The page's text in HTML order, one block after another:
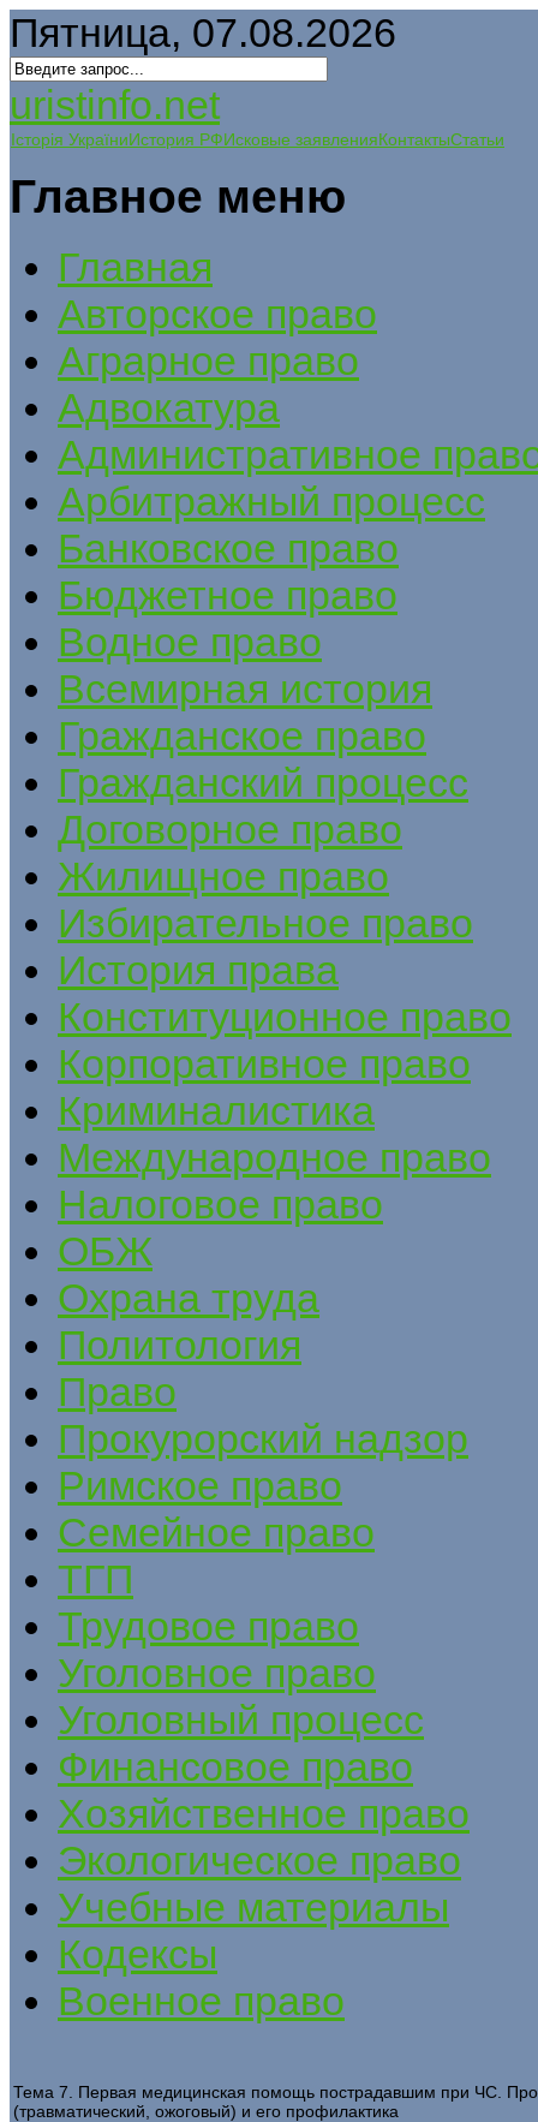
Пятница, 07.08.2026
uristinfo.net
Історія УкраїниИстория РФИсковые заявленияКонтактыСтатьи
Главное меню
Главная
Авторское право
Аграрное право
Адвокатура
Административное
Арбитражный процесс
Банковское право
Бюджетное право
Водное право
Всемирная история
Гражданское право
Гражданский процесс
Договорное право
Жилищное право
Избирательное право
История права
Конституционное право
Корпоративное право
Криминалистика
Международное право
Налоговое право
ОБЖ
Охрана труда
Политология
Право
Прокурорский надзор
Римское право
Семейное право
ТГП
Трудовое право
Уголовное право
Уголовный процесс
Финансовое право
Хозяйственное право
Экологическое право
Учебные материалы
Кодексы
Военное право
Тема 7. Первая медицинская помощь пострадавшим при ЧС.
(травматический, ожоговый) и его профилактика